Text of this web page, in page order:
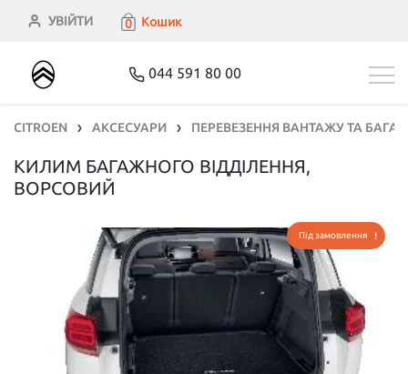
УВІЙТИ 0 Кошик
044 591 80 00
CITROEN ❯ АКСЕСУАРИ ❯ ПЕРЕВЕЗЕННЯ ВАНТАЖУ ТА
КИЛИМ БАГАЖНОГО ВІДДІЛЕННЯ,
ВОРСОВИЙ
Під замовлення